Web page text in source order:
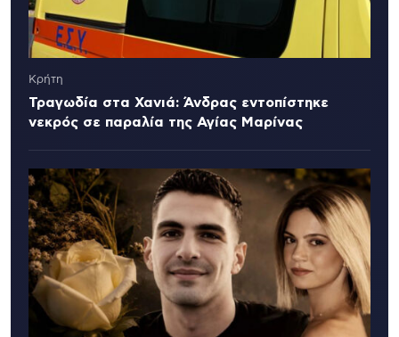
Κρήτη
Τραγωδία στα Χανιά: Άνδρας εντοπίστηκε
νεκρός σε παραλία της Αγίας Μαρίνας